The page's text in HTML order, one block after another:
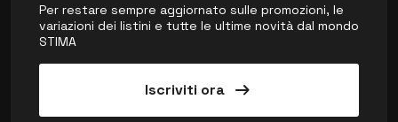
Per restare sempre aggiornato sulle promozioni, le
variazioni dei listini e tutte le ultime novità dal mondo
STIMA
Iscriviti ora arrow_right_alt